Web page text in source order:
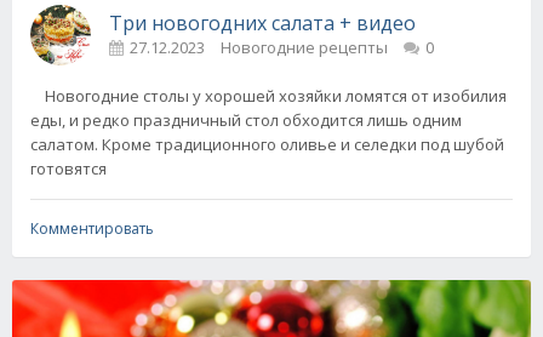
Три новогодних салата + видео
27.12.2023 Новогодние рецепты 0
Новогодние столы у хорошей хозяйки ломятся от изобилия
еды, и редко праздничный стол обходится лишь одним
салатом. Кроме традиционного оливье и селедки под шубой
готовятся
Комментировать